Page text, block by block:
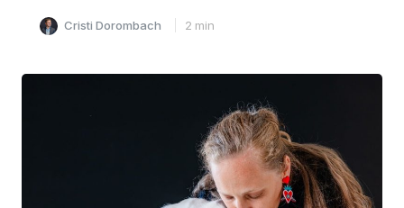
Cristi Dorombach 2 min